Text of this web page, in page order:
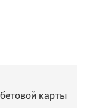
карты